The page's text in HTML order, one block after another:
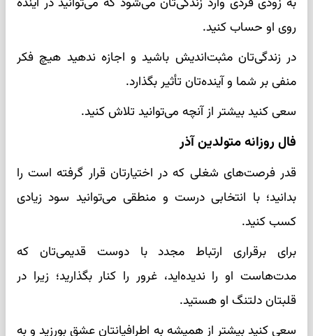
روی او حساب کنید.
در زندگی‌تان مثبت‌اندیش باشید و اجازه ندهید هیچ فکر
منفی بر شما و آینده‌تان تأثیر بگذارد.
سعی کنید بیشتر از آنچه می‌توانید تلاش کنید.
فال روزانه متولدین آذر
قدر فرصت‌های شغلی که در اختیارتان قرار گرفته است را
بدانید؛ با انتخابی درست و منطقی می‌توانید سود زیادی
کسب کنید.
برای برقراری ارتباط مجدد با دوست قدیمی‌تان که
مدت‌هاست او را ندیده‌اید، غرور را کنار بگذارید؛ زیرا در
قلبتان دلتنگ او هستید.
سعی کنید بیشتر از همیشه به اطرافیانتان عشق بورزید و به